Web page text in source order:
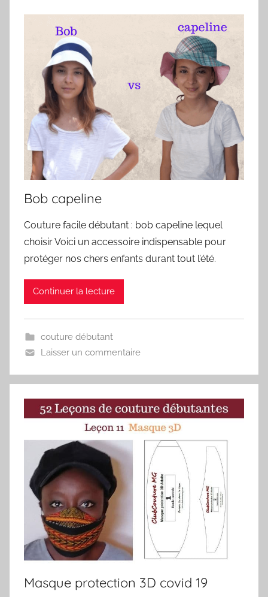
Bob capeline
Couture facile débutant : bob capeline lequel
choisir Voici un accessoire indispensable pour
protéger nos chers enfants durant tout l’été.
Continuer la lecture
couture débutant
Laisser un commentaire
Masque protection 3D covid 19